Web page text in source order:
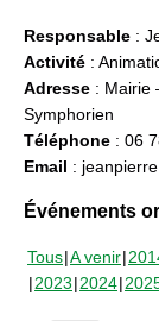
Responsable :
Activité :
Adresse : Mairie
Symphorien
Téléphone : 06
Email :
Événements
Tous A venir
2023 2024